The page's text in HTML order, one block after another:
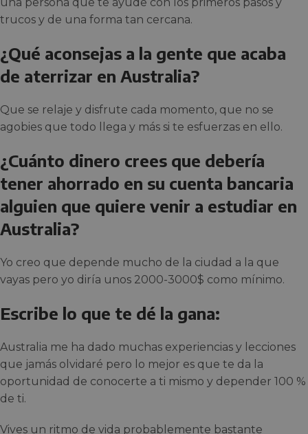
una persona que te ayude con los primeros pasos y
trucos y de una forma tan cercana.
¿Qué aconsejas a la gente que acaba
de aterrizar en Australia?
Que se relaje y disfrute cada momento, que no se
agobies que todo llega y más si te esfuerzas en ello.
¿Cuánto dinero crees que debería
tener ahorrado en su cuenta bancaria
alguien que quiere venir a estudiar en
Australia?
Yo creo que depende mucho de la ciudad a la que
vayas pero yo diría unos 2000-3000$ como mínimo.
Escribe lo que te dé la gana:
Australia me ha dado muchas experiencias y lecciones
que jamás olvidaré pero lo mejor es que te da la
oportunidad de conocerte a ti mismo y depender 100 %
de ti.
Vives un ritmo de vida probablemente bastante